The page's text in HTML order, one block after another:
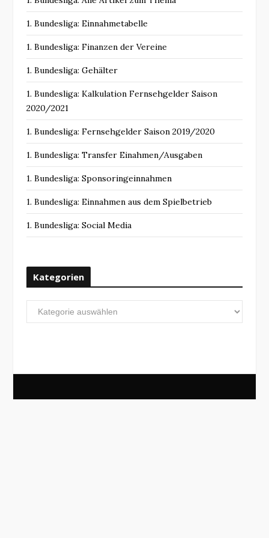
1. Bundesliga: Einnahmetabelle
1. Bundesliga: Finanzen der Vereine
1. Bundesliga: Gehälter
1. Bundesliga: Kalkulation Fernsehgelder Saison
2020/2021
1. Bundesliga: Fernsehgelder Saison 2019/2020
1. Bundesliga: Transfer Einahmen/Ausgaben
1. Bundesliga: Sponsoringeinnahmen
1. Bundesliga: Einnahmen aus dem Spielbetrieb
1. Bundesliga: Social Media
Kategorien
Kategorien